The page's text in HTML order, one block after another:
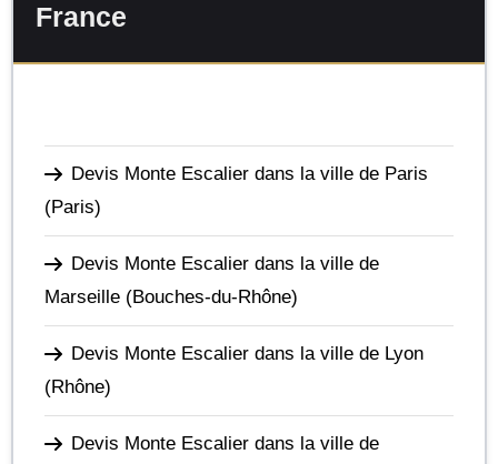
France
Devis Monte Escalier dans la ville de Paris
(Paris)
Devis Monte Escalier dans la ville de
Marseille (Bouches-du-Rhône)
Devis Monte Escalier dans la ville de Lyon
(Rhône)
Devis Monte Escalier dans la ville de